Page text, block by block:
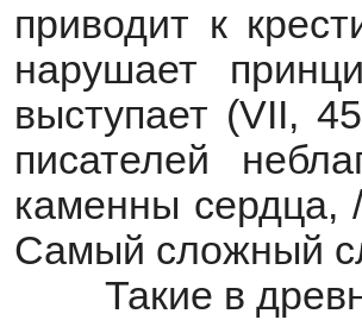
приводит к
нарушает
выступает (VII,
писателей
каменны сердца,
Самый сложный
Такие в